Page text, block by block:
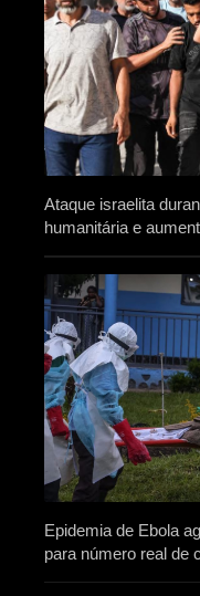
Ataque israelita
humanitária e
Epidemia de Ebola
para número real de